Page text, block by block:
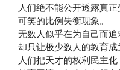
人们绝不能公开透露真
可笑的比例失衡现象。
无数人似乎在为自己而
却只让极少数人的教育成
人们把天才的权利民主